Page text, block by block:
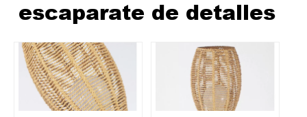
escaparate de detalles